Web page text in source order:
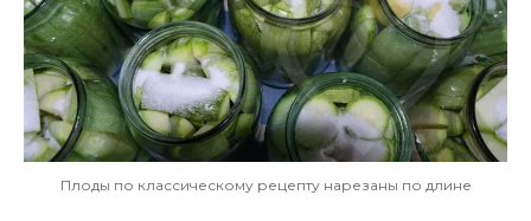
Плоды по классическому рецепту нарезаны по длине